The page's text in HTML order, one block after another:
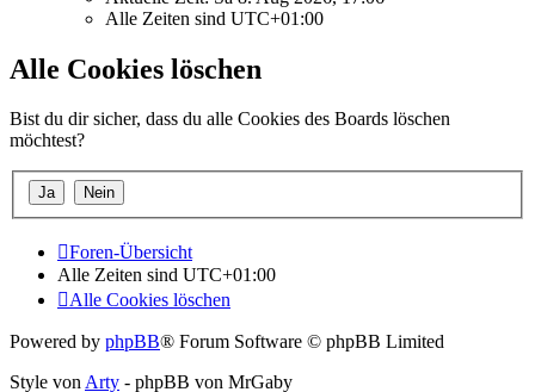
Alle Zeiten sind UTC+01:00
Alle Cookies löschen
Bist du dir sicher, dass du alle Cookies des Boards löschen
möchtest?
Foren-Übersicht
Alle Zeiten sind UTC+01:00
Alle Cookies löschen
Powered by phpBB® Forum Software © phpBB Limited
Style von Arty - phpBB von MrGaby